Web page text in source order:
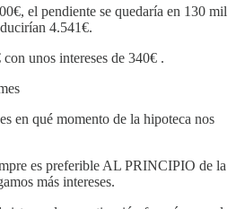
el pendiente se quedaría en 130 mil
4.541€.
unos intereses de 340€ .
en qué momento de la hipoteca nos
es preferible AL PRINCIPIO de la
más intereses.